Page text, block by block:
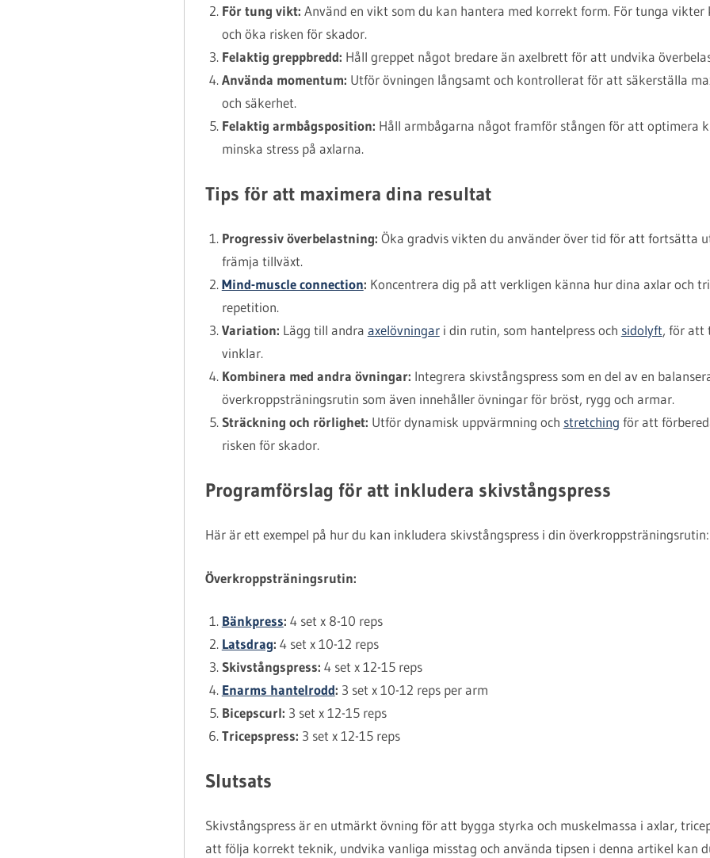
För tung vikt: Använd en vikt som du kan hantera med korrekt form. För tunga
och öka risken för skador.
Felaktig greppbredd: Håll greppet något bredare än axelbrett för att undvika
Använda momentum: Utför övningen långsamt och kontrollerat för att säkerställa
och säkerhet.
Felaktig armbågsposition: Håll armbågarna något framför stången för att optimera
minska stress på axlarna.
Tips för att maximera dina resultat
Progressiv överbelastning: Öka gradvis vikten du använder över tid för att fortsätta
främja tillväxt.
Mind-muscle connection: Koncentrera dig på att verkligen känna hur dina axlar och
repetition.
Variation: Lägg till andra axelövningari din rutin, som hantelpress och sidolyft, för att
vinklar.
Kombinera med andra övningar: Integrera skivstångspress som en del av en
överkroppsträningsrutin som även innehåller övningar för bröst, rygg och armar.
Sträckning och rörlighet: Utför dynamisk uppvärmning och stretching för att
risken för skador.
Programförslag för att inkludera skivstångspress
Här är ett exempel på hur du kan inkludera skivstångspress i din överkroppsträningsrutin:
Överkroppsträningsrutin:
Bänkpress: 4 set x 8-10 reps
Latsdrag: 4 set x 10-12 reps
Skivstångspress: 4 set x 12-15 reps
Enarms hantelrodd: 3 set x 10-12 reps per arm
Bicepscurl: 3 set x 12-15 reps
Tricepspress: 3 set x 12-15 reps
Slutsats
Skivstångspress är en utmärkt övning för att bygga styrka och muskelmassa i axlar,
att följa korrekt teknik, undvika vanliga misstag och använda tipsen i denna artikel kan